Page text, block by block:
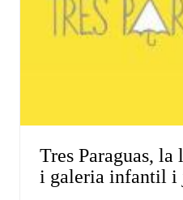
Tres Paraguas,
i galeria infantil i